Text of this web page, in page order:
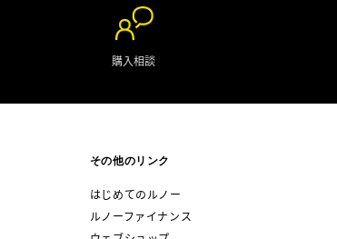
購入相談
その他のリンク
はじめてのルノー
ルノーファイナンス